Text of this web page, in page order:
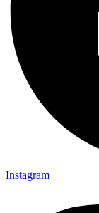
Instagram